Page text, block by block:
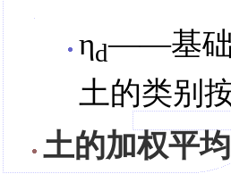
ηd——基础
土的类别
土的加权平